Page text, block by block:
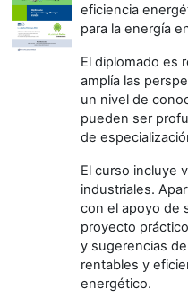
eficiencia
para la energía
El diplomado es
amplía las
un nivel de
pueden ser
de
El curso incluye
industriales.
con el apoyo de
proyecto
y sugerencias
rentables y
energético.